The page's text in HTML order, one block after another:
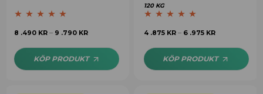
Betygsatt 5.00
8 .490 KR – 9 .790 KR
KÖP PRODUKT
120 KG
Betygsatt
4.75
4 .875 KR – 6 .975 KR
KÖP PRODUKT